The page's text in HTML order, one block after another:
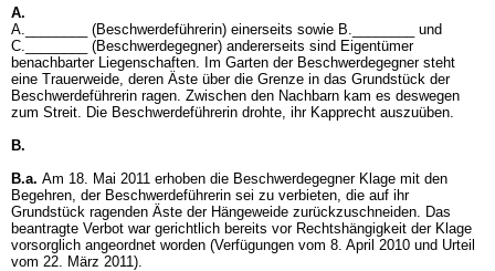
A.
A.________ (Beschwerdeführerin) einerseits sowie B.________ und
C.________ (Beschwerdegegner) andererseits sind Eigentümer
benachbarter Liegenschaften. Im Garten der Beschwerdegegner steht
eine Trauerweide, deren Äste über die Grenze in das Grundstück der
Beschwerdeführerin ragen. Zwischen den Nachbarn kam es deswegen
zum Streit. Die Beschwerdeführerin drohte, ihr Kapprecht auszuüben.
B.
B.a. Am 18. Mai 2011 erhoben die Beschwerdegegner Klage mit den
Begehren, der Beschwerdeführerin sei zu verbieten, die auf ihr
Grundstück ragenden Äste der Hängeweide zurückzuschneiden. Das
beantragte Verbot war gerichtlich bereits vor Rechtshängigkeit der Klage
vorsorglich angeordnet worden (Verfügungen vom 8. April 2010 und Urteil
vom 22. März 2011).